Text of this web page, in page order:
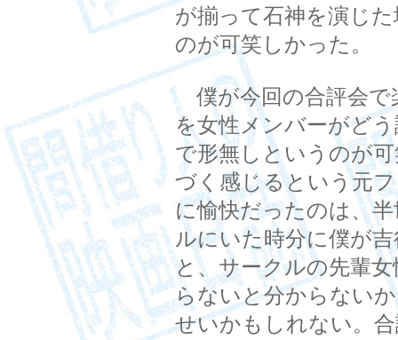
が揃って石神を演じ
のが可笑しかった。
僕が今回の合評会で
を女性メンバーがど
で形無しというのが
づく感じるという元
に愉快だったのは、
ルにいた時分に僕が
と、サークルの先輩
らないと分からない
せいかもしれない。